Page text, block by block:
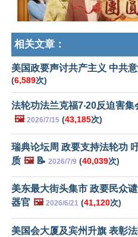
相关文章：
美国政要声讨共产主义 中共
(6,589次)
法轮功法兰克福7‧20反迫害集
🖼️ 2026/7/15 (43,185次)
瑞典论坛周 政要支持法轮功
质 🖼️📝 2026/7/9 (40,039次)
美东最大街头集市 政要民众
器官 🖼️ 2026/6/21 (41,120次)
美国会大厦及宾州升旗 表彰